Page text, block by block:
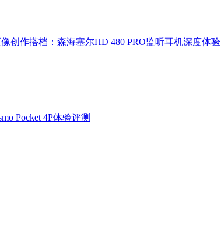
创作搭档：森海塞尔HD 480 PRO监听耳机深度体验
Pocket 4P体验评测